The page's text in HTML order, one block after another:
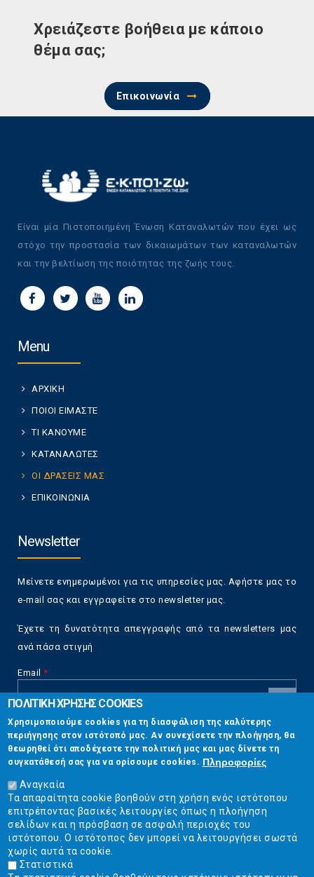
Χρειάζεστε βοήθεια με κάποιο
θέμα σας;
Επικοινωνία
Είναι μία Πιστοποιημένη Ένωση Καταναλωτών που έχει ως
στόχο την προστασία των δικαιωμάτων των καταναλωτών
και την βελτίωση της ποιότητας της ζωής τους.
Menu
ΑΡΧΙΚΗ
ΠΟΙΟΙ ΕΙΜΑΣΤΕ
ΤΙ ΚΑΝΟΥΜΕ
ΚΑΤΑΝΑΛΩΤΕΣ
ΟΙ ΔΡΑΣΕΙΣ ΜΑΣ
ΕΠΙΚΟΙΝΩΝΙΑ
Newsletter
Μείνετε ενημερωμένοι για τις υπηρεσίες μας. Αφήστε μας το
e-mail σας και εγγραφείτε στο newsletter μας.
Έχετε τη δυνατότητα απεγγραφής από τα newsletters μας
ανά πάσα στιγμή
Email *
CAPTCHA
This
question is
for testing
whether or
not you are a
human visitor
and to
prevent
automated
spam
submissions.
Επικοινωνία
Στουρνάρη 17, Αθήνα 10683
2103304444
info@ekpizo.gr
www.ekpizo.gr
ΠΟΛΙΤΙΚΗ ΧΡΗΣΗΣ COOKIES
Χρησιμοποιούμε cookies για τη διασφάλιση της καλύτερης
περιήγησης στον ιστότοπό μας. Αν συνεχίσετε την πλοήγηση, θα
θεωρηθεί ότι αποδέχεστε την πολιτική μας και μας δίνετε τη
συγκατάθεσή σας για να ορίσουμε cookies. Πληροφορίες
Αναγκαία
Τα απαραίτητα cookie βοηθούν στη χρήση ενός ιστότοπου
επιτρέποντας βασικές λειτουργίες όπως η πλοήγηση
σελίδων και η πρόσβαση σε ασφαλή περιοχές του
ιστότοπου. Ο ιστότοπος δεν μπορεί να λειτουργήσει σωστά
χωρίς αυτά τα cookie.
Στατιστικά